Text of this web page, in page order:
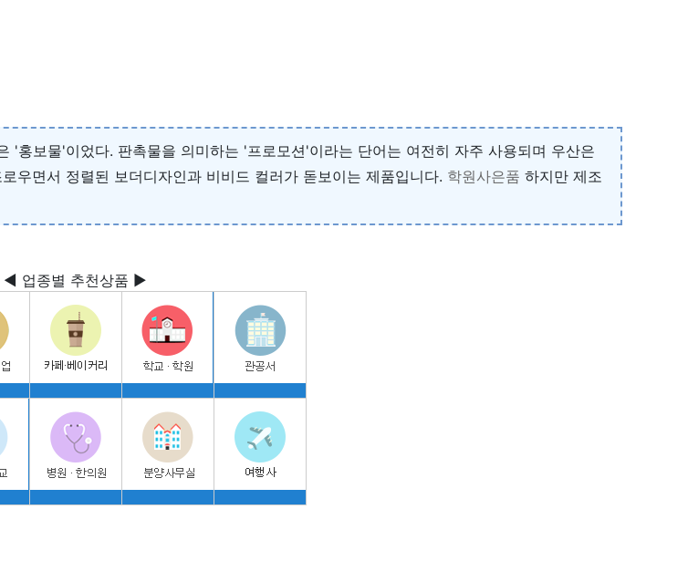
홍보물'이었다. 판촉물을 의미하는 '프로모션'이라는 단어는 여전히 자주 사용되며 우산은
우면서 정렬된 보더디자인과 비비드 컬러가 돋보이는 제품입니다. 학원사은품 하지만 제조
◀ 업종별 추천상품 ▶